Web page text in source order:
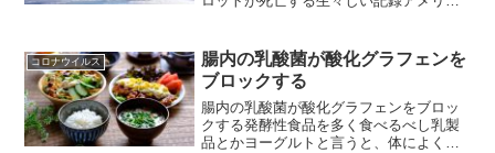
行機に乗らない方がいいのか掲載日：
2021年11...
コロナウイルス
腸内の乳酸菌が酸化グラフェンを
ブロックする
腸内の乳酸菌が酸化グラフェンをブロッ
クする発酵性食品を多く食べるべし乳製
品とかヨーグルトと言うと、体によくな